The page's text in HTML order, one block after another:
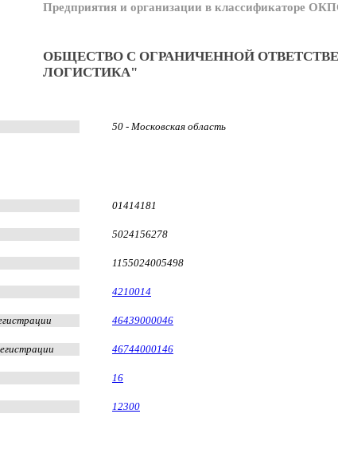
Предприятия и организации в классификаторе
ОБЩЕСТВО С ОГРАНИЧЕННОЙ
ЛОГИСТИКА"
50 - Московская область
01414181
5024156278
1155024005498
4210014
46439000046
46744000146
16
12300